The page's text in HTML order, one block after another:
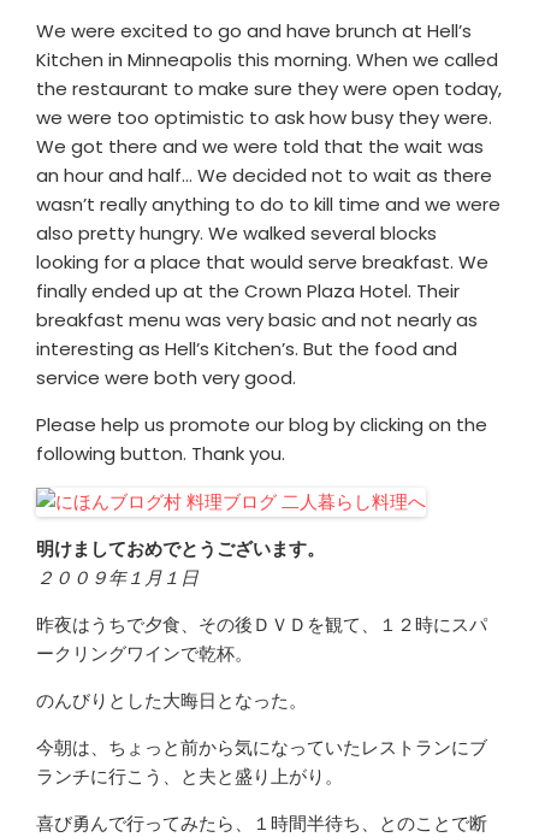
We were excited to go and have brunch at Hell’s
Kitchen in Minneapolis this morning. When we called
the restaurant to make sure they were open today,
we were too optimistic to ask how busy they were.
We got there and we were told that the wait was
an hour and half… We decided not to wait as there
wasn’t really anything to do to kill time and we were
also pretty hungry. We walked several blocks
looking for a place that would serve breakfast. We
finally ended up at the Crown Plaza Hotel. Their
breakfast menu was very basic and not nearly as
interesting as Hell’s Kitchen’s. But the food and
service were both very good.
Please help us promote our blog by clicking on the
following button. Thank you.
明けましておめでとうございます。
２００９年１月１日
昨夜はうちで夕食、その後ＤＶＤを観て、１２時にスパ
ークリングワインで乾杯。
のんびりとした大晦日となった。
今朝は、ちょっと前から気になっていたレストランにブ
ランチに行こう、と夫と盛り上がり。
喜び勇んで行ってみたら、１時間半待ち、とのことで断